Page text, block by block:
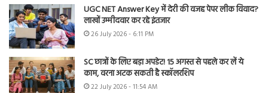
UGC NET Answer Key में देरी की वजह पेपर लीक विवाद?
लाखों उम्मीदवार कर रहे इंतजार
26 July 2026 - 6:11 PM
SC छात्रों के लिए बड़ा अपडेट! 15 अगस्त से पहले कर लें ये
काम, वरना अटक सकती है स्कॉलरशिप
22 July 2026 - 11:54 AM